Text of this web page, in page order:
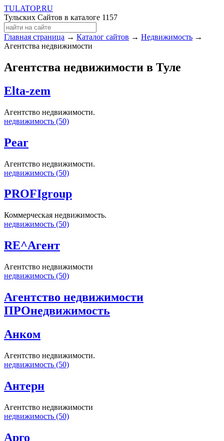
TULATOP.RU
Тульских Сайтов в каталоге 1157
Главная страница → Каталог сайтов → Недвижимость →
Агентства недвижимости
Агентства недвижимости в Туле
Elta-zem
Агентство недвижимости.
недвижимость (50)
Pear
Агентство недвижимости.
недвижимость (50)
PROFIgroup
Коммерческая недвижимость.
недвижимость (50)
RE^Агент
Агентство недвижимости
недвижимость (50)
Агентство недвижимости
ПРОнедвижимость
Анком
Агентство недвижимости.
недвижимость (50)
Антерн
Агентство недвижимости
недвижимость (50)
Арго